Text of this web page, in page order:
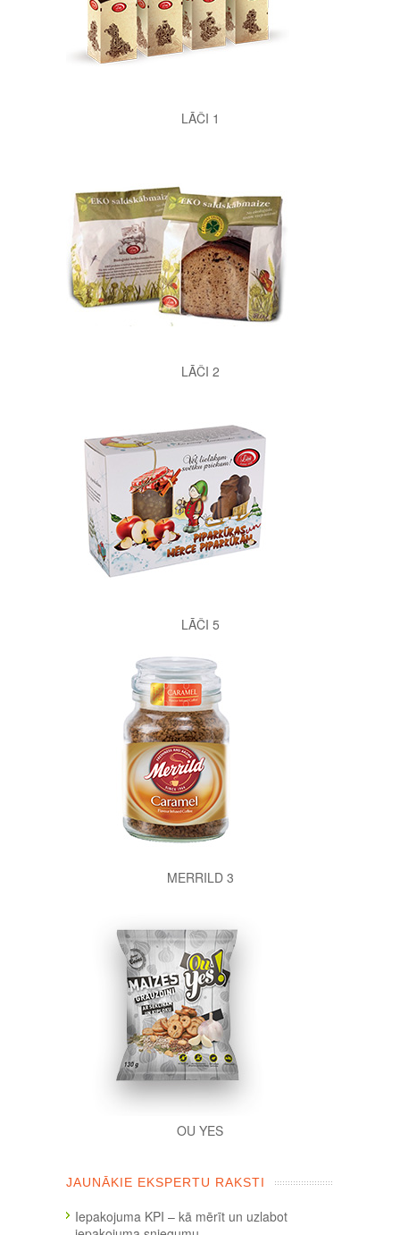
LĀČI 1
LĀČI 2
LĀČI 5
MERRILD 3
OU YES
JAUNĀKIE EKSPERTU RAKSTI
Iepakojuma KPI – kā mērīt un uzlabot